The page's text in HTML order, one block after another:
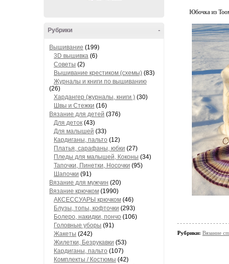
-
Рубрики
Вышивание (199)
3D вышивка (6)
Советы (2)
Вышивание крестиком (схемы) (83)
Журналы и книги по вышиванию
(26)
Хардангер (журналы, книги ) (30)
Швы и Стежки (16)
Вязание для детей (376)
Для деток (43)
Для малышей (33)
Кардиганы, пальто (12)
Платья, сарафаны, юбки (27)
Пледы для малышей, Коконы (34)
Тапочки, Пинетки, Носочки (95)
Шапочки (91)
Вязание для мужчин (20)
Вязание крючком (1990)
АКСЕССУАРЫ крючком (46)
Блузы, топы, кофточки (293)
Болеро, накидки, пончо (106)
Головные уборы (91)
Жакеты (242)
Жилетки, Безрукавки (53)
Кардиганы, пальто (107)
Комплекты / Костюмы (42)
Юбочка из
Рубрики: Вязание